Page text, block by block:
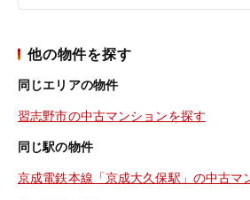
他の物件を探す
同じエリアの物件
習志野市の中古マンションを探す
同じ駅の物件
京成電鉄本線「京成大久保駅」の中古マ